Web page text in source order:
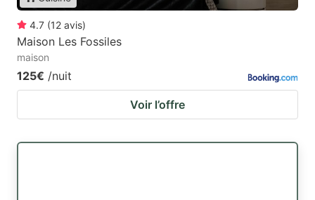
4.7 (12 avis)
Maison Les Fossiles
maison
125€ /nuit
Voir l’offre